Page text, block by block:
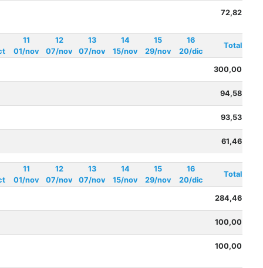
72,82
11
01/nov
12
07/nov
13
07/nov
14
15/nov
15
29/nov
16
20/dic
Total
300,00
94,58
93,53
61,46
11
01/nov
12
07/nov
13
07/nov
14
15/nov
15
29/nov
16
20/dic
Total
284,46
100,00
100,00